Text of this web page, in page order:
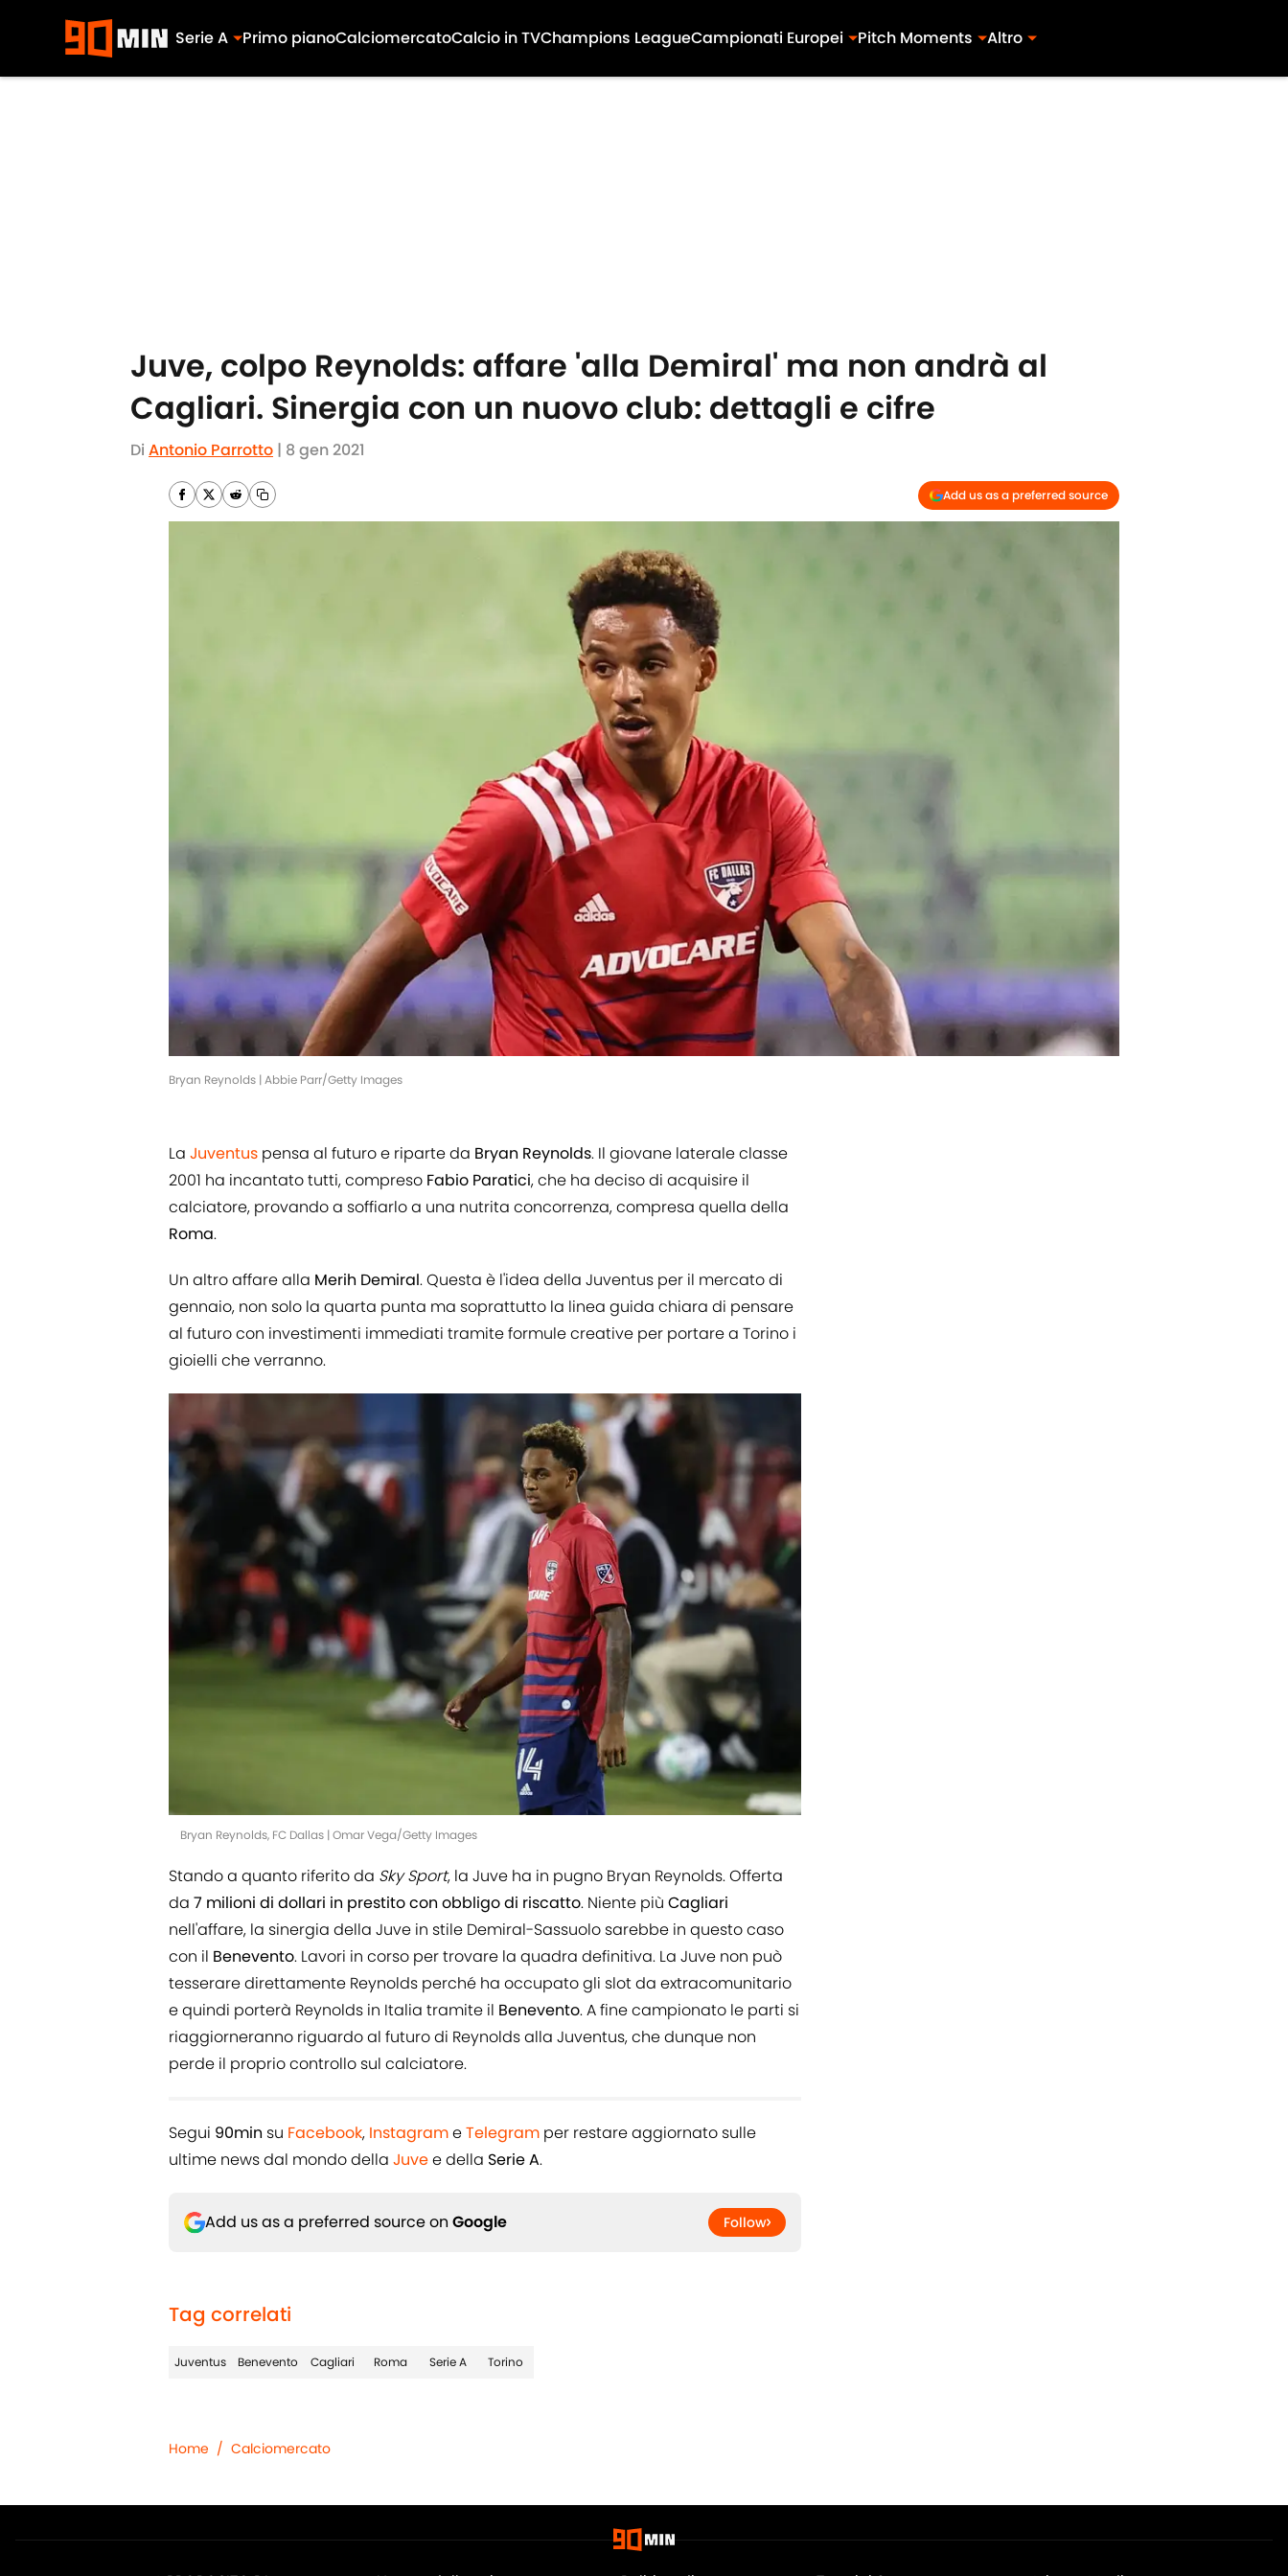
Serie A Primo pianoCalciomercatoCalcio in TVChampions LeagueCampionati Europei Pitch Moments Altro
Juve, colpo Reynolds: affare 'alla Demiral' ma non andrà al
Cagliari. Sinergia con un nuovo club: dettagli e cifre
Di Antonio Parrotto | 8 gen 2021
Add us as a preferred source
Bryan Reynolds | Abbie Parr/Getty Images
La Juventus pensa al futuro e riparte da Bryan Reynolds. Il giovane laterale classe
2001 ha incantato tutti, compreso Fabio Paratici, che ha deciso di acquisire il
calciatore, provando a soffiarlo a una nutrita concorrenza, compresa quella della
Roma.
Un altro affare alla Merih Demiral. Questa è l'idea della Juventus per il mercato di
gennaio, non solo la quarta punta ma soprattutto la linea guida chiara di pensare
al futuro con investimenti immediati tramite formule creative per portare a Torino i
gioielli che verranno.
Bryan Reynolds, FC Dallas | Omar Vega/Getty Images
Stando a quanto riferito da Sky Sport, la Juve ha in pugno Bryan Reynolds. Offerta
da 7 milioni di dollari in prestito con obbligo di riscatto. Niente più Cagliari
nell'affare, la sinergia della Juve in stile Demiral-Sassuolo sarebbe in questo caso
con il Benevento. Lavori in corso per trovare la quadra definitiva. La Juve non può
tesserare direttamente Reynolds perché ha occupato gli slot da extracomunitario
e quindi porterà Reynolds in Italia tramite il Benevento. A fine campionato le parti si
riaggiorneranno riguardo al futuro di Reynolds alla Juventus, che dunque non
perde il proprio controllo sul calciatore.
Segui 90min su Facebook, InstagrameTelegram per restare aggiornato sulle
ultime news dal mondo della Juvee della Serie A.
Add us as a preferred source on Google Follow
Tag correlati
Juventus Benevento Cagliari Roma Serie A Torino
Home / Calciomercato